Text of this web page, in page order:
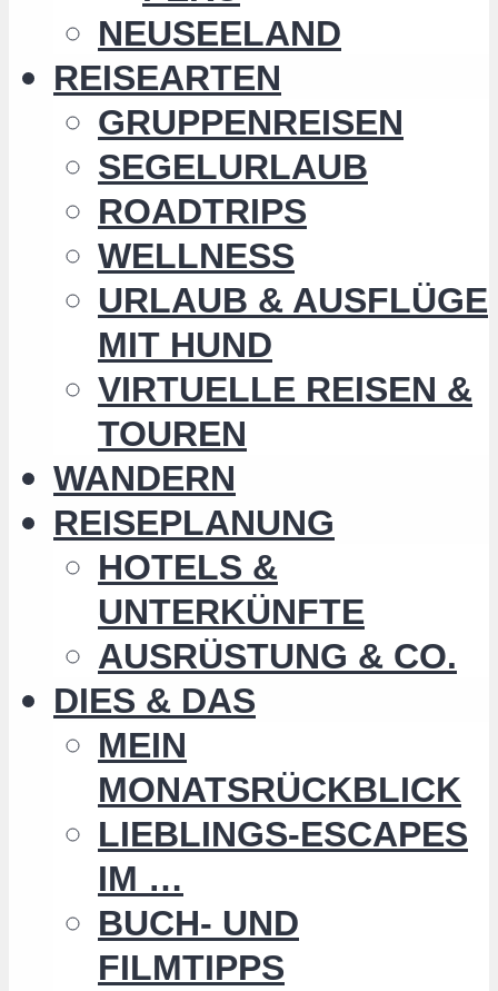
NEUSEELAND
REISEARTEN
GRUPPENREISEN
SEGELURLAUB
ROADTRIPS
WELLNESS
URLAUB & AUSFLÜGE
MIT HUND
VIRTUELLE REISEN &
TOUREN
WANDERN
REISEPLANUNG
HOTELS &
UNTERKÜNFTE
AUSRÜSTUNG & CO.
DIES & DAS
MEIN
MONATSRÜCKBLICK
LIEBLINGS-ESCAPES
IM …
BUCH- UND
FILMTIPPS